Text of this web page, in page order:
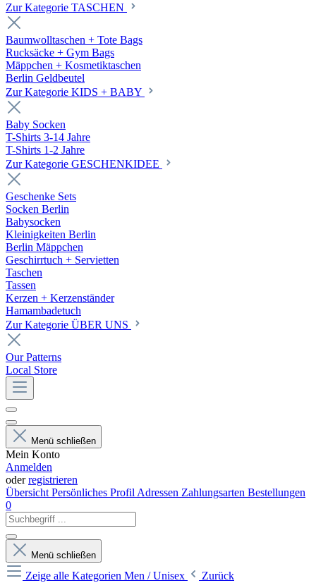
Zur Kategorie TASCHEN
Baumwolltaschen + Tote Bags
Rucksäcke + Gym Bags
Mäppchen + Kosmetiktaschen
Berlin Geldbeutel
Zur Kategorie KIDS + BABY
Baby Socken
T-Shirts 3-14 Jahre
T-Shirts 1-2 Jahre
Zur Kategorie GESCHENKIDEE
Geschenke Sets
Socken Berlin
Babysocken
Kleinigkeiten Berlin
Berlin Mäppchen
Geschirrtuch + Servietten
Taschen
Tassen
Kerzen + Kerzenständer
Hamambadetuch
Zur Kategorie ÜBER UNS
Our Patterns
Local Store
Menü schließen
Mein Konto
Anmelden
oderregistrieren
Übersicht Persönliches Profil Adressen Zahlungsarten Bestellungen
0
Menü schließen
Zeige alle Kategorien Men / Unisex
Zurück